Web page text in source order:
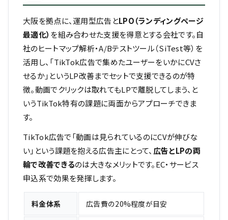
大阪を拠点に、運用型広告とLPO（ランディングページ
最適化） を組み合わせた支援を得意とする会社です。自
社のヒートマップ解析・A/Bテストツール（SiTest等）を
活用し、「TikTok広告で集めたユーザーをいかにCVさ
せるか」というLP改善までセットで支援できるのが特
徴。動画でクリックは取れてもLPで離脱してしまう、と
いうTikTok特有の課題に両面からアプローチできま
す。
TikTok広告で「動画は見られているのにCVが伸びな
い」という課題を抱える広告主にとって、 広告とLPの両
輪で改善できるのは大きなメリットです。EC・サービス
申込系で効果を発揮します。
料金体系 広告費の20%程度が目安